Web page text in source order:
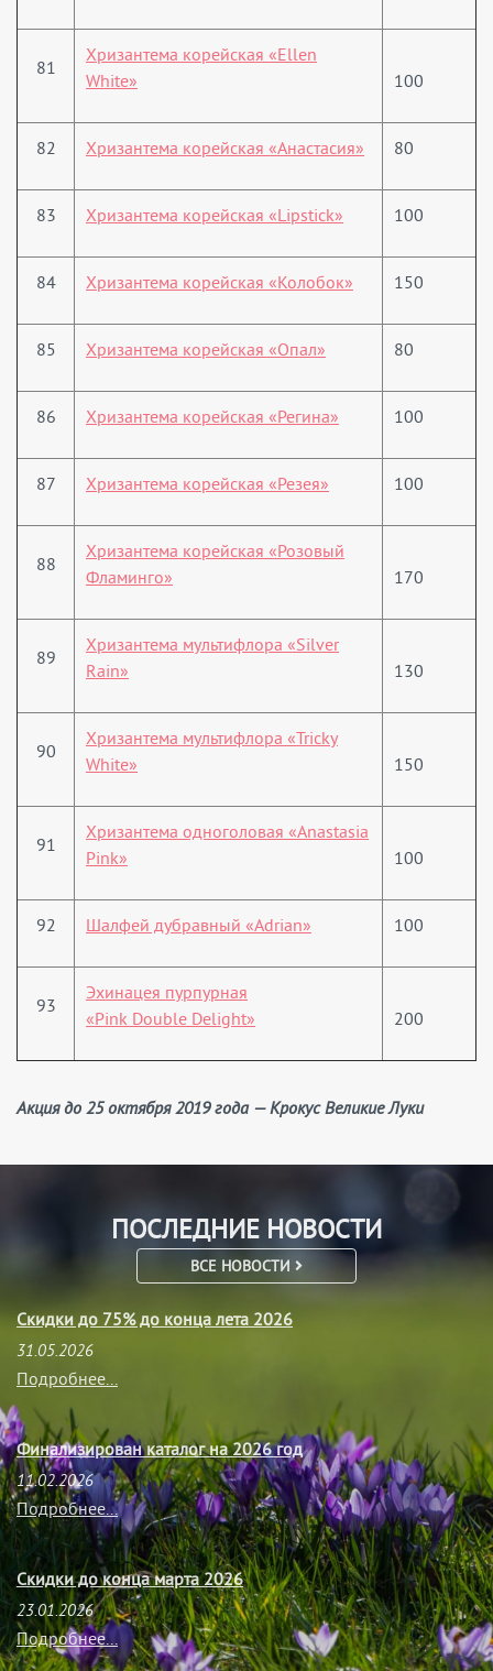
81
Хризантема корейская «Ellen
White»
100
82 Хризантема корейская «Анастасия» 80
83 Хризантема корейская «Lipstick» 100
84 Хризантема корейская «Колобок» 150
85 Хризантема корейская «Опал» 80
86 Хризантема корейская «Регина» 100
87 Хризантема корейская «Резея» 100
88
Хризантема корейская «Розовый
Фламинго»
170
89
Хризантема мультифлора «Silver
Rain»
130
90
Хризантема мультифлора «Tricky
White»
150
91
Хризантема одноголовая «Anastasia
Pink»
100
92 Шалфей дубравный «Adrian» 100
93
Эхинацея пурпурная
«Pink Double Delight»
200
Акция до 25 октября 2019 года — Крокус Великие Луки
ПОСЛЕДНИЕ НОВОСТИ
ВСЕ НОВОСТИ
Скидки до 75% до конца лета 2026
31.05.2026
Подробнее...
Финализирован каталог на 2026 год
11.02.2026
Подробнее...
Скидки до конца марта 2026
23.01.2026
Подробнее...